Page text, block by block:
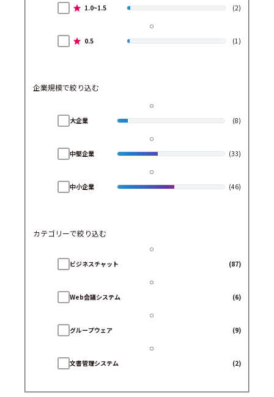
1.0~1.5 (2)
0.5 (1)
企業規模で絞り込む
大企業 (8)
中堅企業 (33)
中小企業 (46)
カテゴリーで絞り込む
ビジネスチャット (87)
Web会議システム (6)
グループウェア (9)
文書管理システム (2)